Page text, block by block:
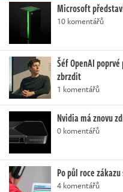
Microsoft
10 komentářů
Šéf OpenAI
zbrzdit
1 komentářů
Nvidia má znovu
0 komentářů
Po půl roce
4 komentářů